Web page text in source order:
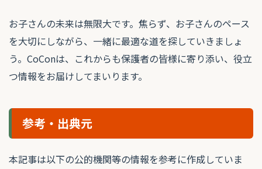
お子さんの未来は無限大です。焦らず、お子さんのペース
を大切にしながら、一緒に最適な道を探していきましょ
う。CoConは、これからも保護者の皆様に寄り添い、役立
つ情報をお届けしてまいります。
参考・出典元
本記事は以下の公的機関等の情報を参考に作成していま